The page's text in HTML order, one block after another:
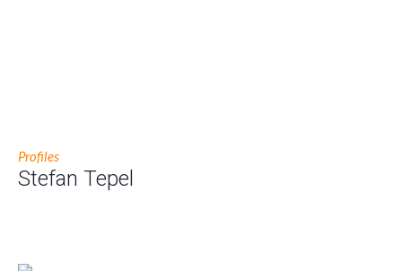
Profiles
Stefan Tepel